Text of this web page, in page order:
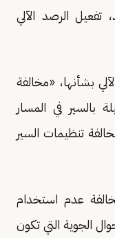
تفعيل الرصد الآلي
بشأنها، «مخالفة
بالسير في المسار
تنظيمات السير
عدم استخدام
الجوية التي تكون